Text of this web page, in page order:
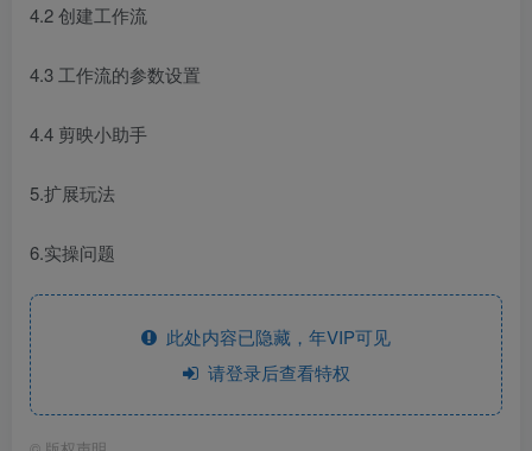
4.2 创建工作流
4.3 工作流的参数设置
4.4 剪映小助手
5.扩展玩法
6.实操问题
此处内容已隐藏，年VIP可见
请登录后查看特权